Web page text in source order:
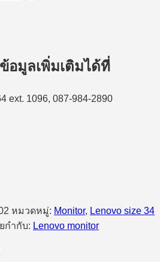
อมูลเพิ่มเติมได้ที่
ext. 1096, 087-984-2890
หมวดหมู่: Monitor, Lenovo size 34
กำกับ: Lenovo monitor